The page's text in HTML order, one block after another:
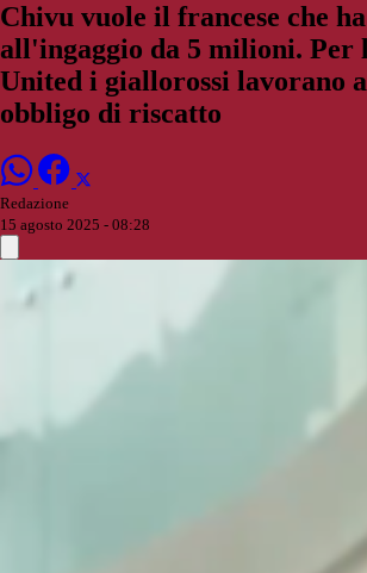
Chivu vuole il francese che
all'ingaggio da 5 milioni. Per
United i giallorossi lavorano
obbligo di riscatto
Redazione
15 agosto 2025 - 08:28